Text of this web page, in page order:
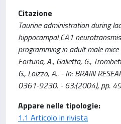
Citazione
Taurine administration during
hippocampal CA1
programming in adult male mice
Fortuna, A., Galietta, G.,
G., Loizzo, A.. - In: BRAIN
0361-9230. - 63:(2004), pp.
Appare nelle tipologie:
1.1 Articolo in rivista